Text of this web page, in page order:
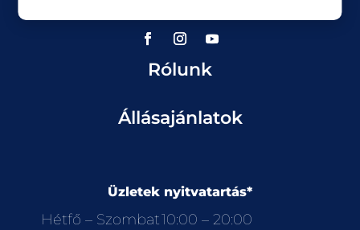
Rólunk
Állásajánlatok
Üzletek nyitvatartás*
Hétfő – Szombat10:00 – 20:00